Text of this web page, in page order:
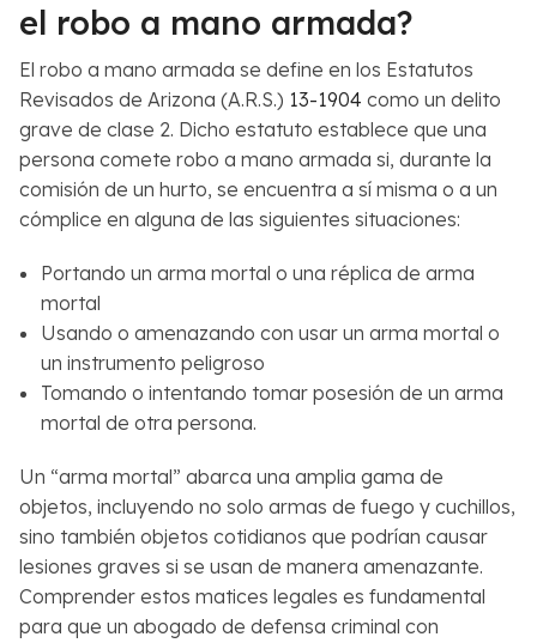
el robo a mano armada?
El robo a mano armada se define en los Estatutos
Revisados ​​de Arizona (A.R.S.) 13-1904 como un delito
grave de clase 2. Dicho estatuto establece que una
persona comete robo a mano armada si, durante la
comisión de un hurto, se encuentra a sí misma o a un
cómplice en alguna de las siguientes situaciones:
Portando un arma mortal o una réplica de arma
mortal
Usando o amenazando con usar un arma mortal o
un instrumento peligroso
Tomando o intentando tomar posesión de un arma
mortal de otra persona.
Un “arma mortal” abarca una amplia gama de
objetos, incluyendo no solo armas de fuego y cuchillos,
sino también objetos cotidianos que podrían causar
lesiones graves si se usan de manera amenazante.
Comprender estos matices legales es fundamental
para que un abogado de defensa criminal con